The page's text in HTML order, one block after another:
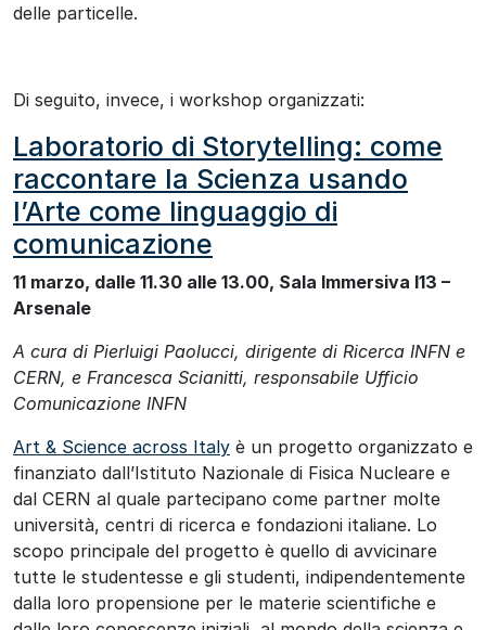
delle particelle.
Di seguito, invece, i workshop organizzati:
Laboratorio di Storytelling: come
raccontare la Scienza usando
l’Arte come linguaggio di
comunicazione
11 marzo, dalle 11.30 alle 13.00, Sala Immersiva I13 –
Arsenale
A cura di Pierluigi Paolucci, dirigente di Ricerca INFN e
CERN, e Francesca Scianitti, responsabile Ufficio
Comunicazione INFN
Art & Science across Italy è un progetto organizzato e
finanziato dall’Istituto Nazionale di Fisica Nucleare e
dal CERN al quale partecipano come partner molte
università, centri di ricerca e fondazioni italiane. Lo
scopo principale del progetto è quello di avvicinare
tutte le studentesse e gli studenti, indipendentemente
dalla loro propensione per le materie scientifiche e